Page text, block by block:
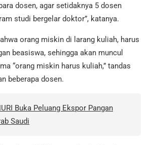
dosen, agar setidaknya 5 dosen
studi bergelar doktor”, katanya.
orang miskin di larang kuliah, harus
beasiswa, sehingga akan muncul
“orang miskin harus kuliah,” tandas
beberapa dosen.
Buka Peluang Ekspor Pangan
Saudi